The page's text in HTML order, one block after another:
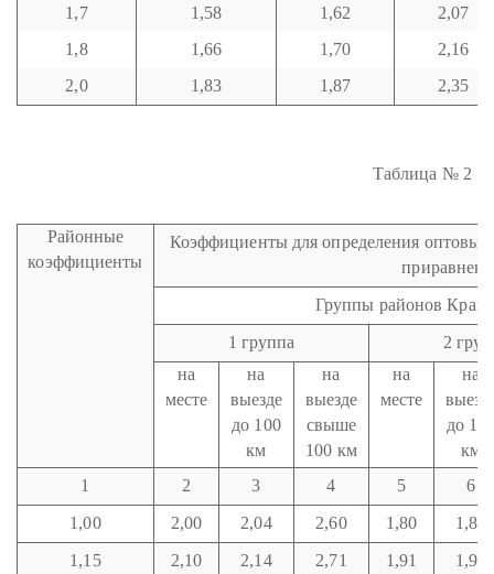
1,7 1,58 1,62
2,07
1,8
1,66 1,70
2,16
2,0
1,83 1,87 2,35
Таблица № 2
Районные
коэффициенты
Коэффициенты для определения
Группы районов
1 группа
2
на
месте
на
выезде
до 100
км
на
выезде
свыше
100 км
на
месте
на
до
км
1
2 3 4 5
6
1,00
2,00 2,04 2,60 1,80
1,84
1,15
2,10 2,14 2,71 1,91
1,95